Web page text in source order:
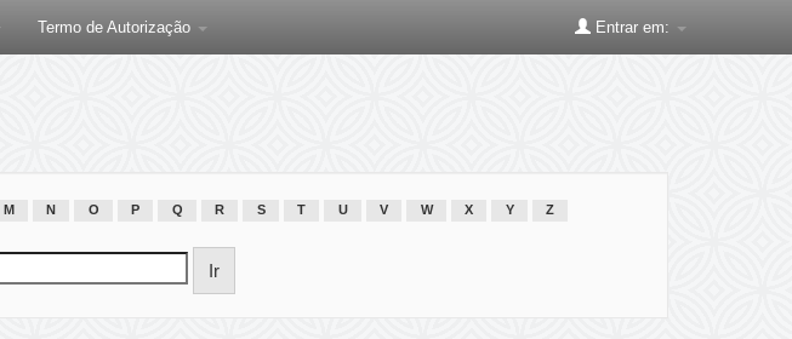
Termo de Autorização Entrar em:
M N O P Q R S T U V W X Y Z